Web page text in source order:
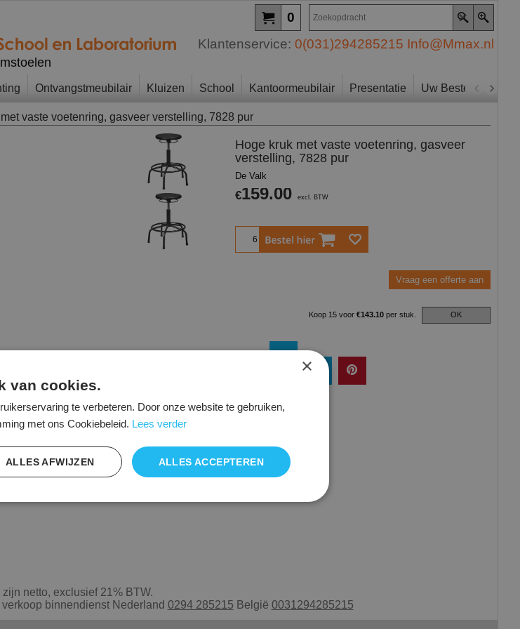
0
Klantenservice: 0(031)294285215 Info@Mmax.nl
Ontvangstmeubilair Kluizen School Kantoormeubilair Presentatie Uw Bestelling
vaste voetenring, gasveer verstelling, 7828 pur
Hoge kruk met vaste voetenring, gasveer
verstelling, 7828 pur
De Valk
€159.00 excl. BTW
Bestel
Vraag een offerte aan
Koop 15 voor €143.10 per stuk. OK
netto, exclusief 21% BTW.
binnendienst Nederland 0294 285215 België 0031294285215
×
van cookies.
te verbeteren. Door onze website te gebruiken,
met ons Cookiebeleid. Lees verder
ALLES ACCEPTEREN
ALLES AFWIJZEN